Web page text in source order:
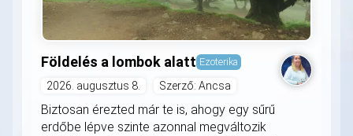
Földelés a lombok alatt Ezoterika
2026. augusztus 8. Szerző: Ancsa
Biztosan érezted már te is, ahogy egy sűrű
erdőbe lépve szinte azonnal megváltozik